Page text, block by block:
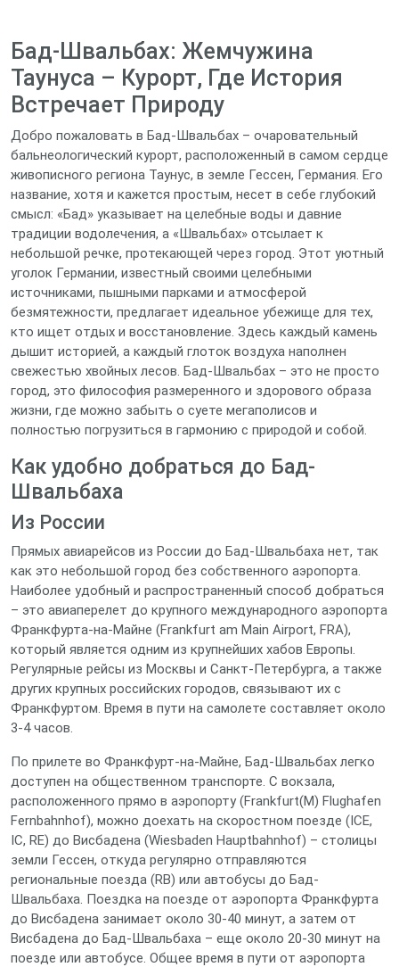
Бад-Швальбах: Жемчужина
Таунуса – Курорт, Где История
Встречает Природу
Добро пожаловать в Бад-Швальбах – очаровательный
бальнеологический курорт, расположенный в самом сердце
живописного региона Таунус, в земле Гессен, Германия. Его
название, хотя и кажется простым, несет в себе глубокий
смысл: «Бад» указывает на целебные воды и давние
традиции водолечения, а «Швальбах» отсылает к
небольшой речке, протекающей через город. Этот уютный
уголок Германии, известный своими целебными
источниками, пышными парками и атмосферой
безмятежности, предлагает идеальное убежище для тех,
кто ищет отдых и восстановление. Здесь каждый камень
дышит историей, а каждый глоток воздуха наполнен
свежестью хвойных лесов. Бад-Швальбах – это не просто
город, это философия размеренного и здорового образа
жизни, где можно забыть о суете мегаполисов и
полностью погрузиться в гармонию с природой и собой.
Как удобно добраться до Бад-
Швальбаха
Из России
Прямых авиарейсов из России до Бад-Швальбаха нет, так
как это небольшой город без собственного аэропорта.
Наиболее удобный и распространенный способ добраться
– это авиаперелет до крупного международного аэропорта
Франкфурта-на-Майне (Frankfurt am Main Airport, FRA),
который является одним из крупнейших хабов Европы.
Регулярные рейсы из Москвы и Санкт-Петербурга, а также
других крупных российских городов, связывают их с
Франкфуртом. Время в пути на самолете составляет около
3-4 часов.
По прилете во Франкфурт-на-Майне, Бад-Швальбах легко
доступен на общественном транспорте. С вокзала,
расположенного прямо в аэропорту (Frankfurt(M) Flughafen
Fernbahnhof), можно доехать на скоростном поезде (ICE,
IC, RE) до Висбадена (Wiesbaden Hauptbahnhof) – столицы
земли Гессен, откуда регулярно отправляются
региональные поезда (RB) или автобусы до Бад-
Швальбаха. Поездка на поезде от аэропорта Франкфурта
до Висбадена занимает около 30-40 минут, а затем от
Висбадена до Бад-Швальбаха – еще около 20-30 минут на
поезде или автобусе. Общее время в пути от аэропорта